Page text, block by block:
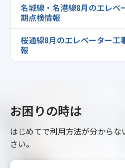
名城線・名港線8月のエレベ
期点検情報
桜通線8月のエレベーター工
報
お困りの時は
はじめてで利用方法が分から
さい。